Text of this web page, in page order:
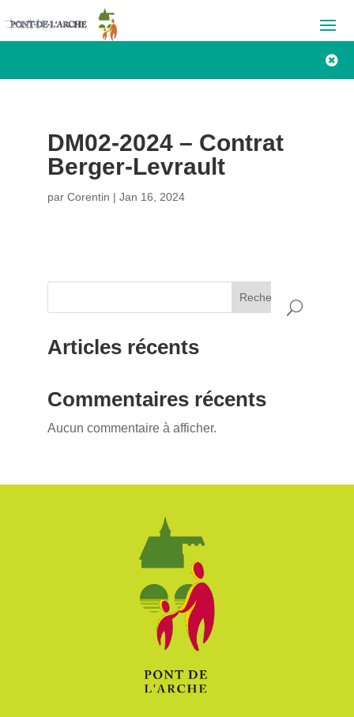

DM02-2024 – Contrat
Berger-Levrault
par Corentin | Jan 16, 2024
Rechercher
Articles récents
Commentaires récents
Aucun commentaire à afficher.